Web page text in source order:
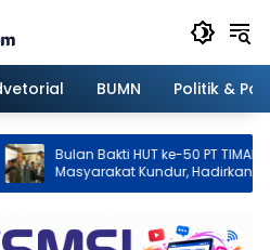
BUMN Politik &
ke-50 PT TIMAH Menyapa
Hadirkan Kegiatan
Langsung